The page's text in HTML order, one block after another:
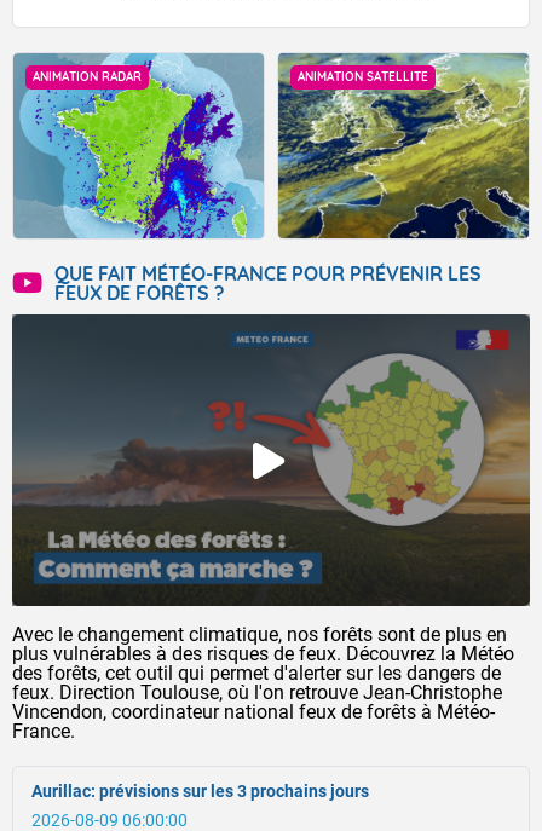
ANIMATION RADAR ANIMATION SATELLITE
QUE FAIT MÉTÉO-FRANCE POUR PRÉVENIR LES
FEUX DE FORÊTS ?
Avec le changement climatique, nos forêts sont de plus en
plus vulnérables à des risques de feux. Découvrez la Météo
des forêts, cet outil qui permet d'alerter sur les dangers de
feux. Direction Toulouse, où l'on retrouve Jean-Christophe
Vincendon, coordinateur national feux de forêts à Météo-
France.
Aurillac: prévisions sur les 3 prochains jours
2026-08-09 06:00:00